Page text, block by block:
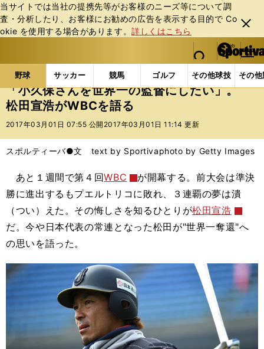
当サイトでは当社の提携先等がお客様のニーズ等について調
査・分析したり、お客様にお勧めの広告を表⽰する⽬的で Co
okie を使⽤する場合があります。詳しくはこちら
閉じ
る
web Sportiva (webスポルティーバ)
検索
マイペ
ー
ジ
メニュ
野球 サッカー 競馬 ゴルフ その他球技 その
b
ス
ポ
ル
バ
野球の記事一覧 プロ野球 「小久保さんを世界一の
「小久保さんを世界一の監督にしたい」。
松田宣浩がWBCを語る
2017年03月01日 07:55 公開 2017年03月01日 11:14 更新
スポルティーバ●文 text by Sportivaphoto by Getty Images
あと１週間で第４回WBC
が開幕する。前大会は準決
勝に進出するもプエルトリコに敗れ、３連覇の夢は潰
（つい）えた。その悔しさを知るひとりが松田宣浩
だ。今や日本代表の常連となった松田が"世界一奪還"へ
の思いを語った。